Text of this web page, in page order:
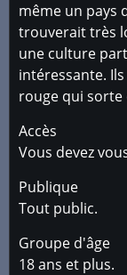
même un pays
trouverait très
une culture
intéressante.
rouge qui sorte
Accès
Vous devez
Publique
Tout public.
Groupe d'âge
18 ans et plus.